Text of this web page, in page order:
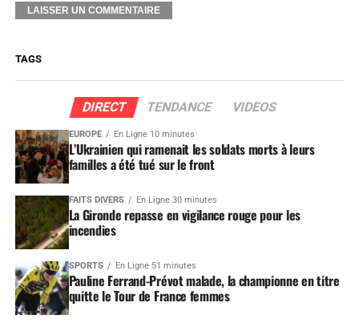
TAGS
DIRECT TENDANCE VIDEOS
EUROPE En Ligne 10 minutes
L’Ukrainien qui ramenait les soldats morts à leurs
familles a été tué sur le front
FAITS DIVERS En Ligne 30 minutes
La Gironde repasse en vigilance rouge pour les
incendies
SPORTS En Ligne 51 minutes
Pauline Ferrand-Prévot malade, la championne en titre
quitte le Tour de France femmes